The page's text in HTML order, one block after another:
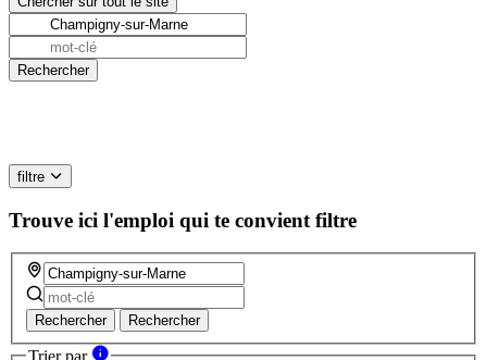
filtre
Trouve ici l'emploi qui te convient filtre
Rechercher Rechercher
Trier par